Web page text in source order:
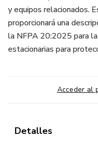
y equipos relacionados.
proporcionará una
la NFPA 20:2025 para
estacionarias para
Acceder al
Detalles